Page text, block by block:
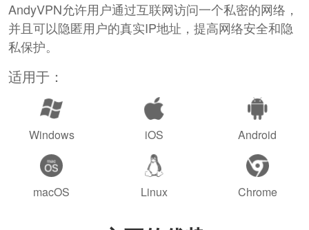
AndyVPN允许用户通过互联网访问一个私密的网络，
并且可以隐匿用户的真实IP地址，提高网络安全和隐
私保护。
适用于：
Windows iOS Android
macOS Linux Chrome